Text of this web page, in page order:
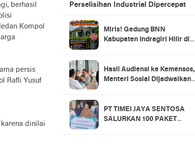
berhasil
Kompol
persis
Rafli Yusuf
dinilai
Perselisihan Industrial Dipercepat
Miris! Gedung BNN
Kabupaten Indragiri Hilir di
Pertanyakan Pemanfaatan
Aset Negara
Hasil Audiensi ke Kemensos,
Menteri Sosial Dijadwalkan
Kuansing
PT TIMEI JAYA SENTOSA
SALURKAN 100 PAKET